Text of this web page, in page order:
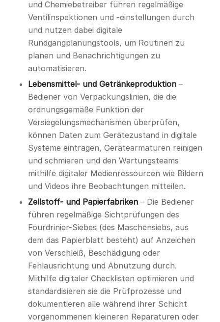
Laden Sie die kostenlose Vorlage herunter
und Chemiebetreiber führen regelmäßige
Ventilinspektionen und -einstellungen durch
und nutzen dabei digitale
Rundgangplanungstools, um Routinen zu
planen und Benachrichtigungen zu
automatisieren.
Lebensmittel- und Getränkeproduktion–
Bediener von Verpackungslinien, die die
ordnungsgemäße Funktion der
Versiegelungsmechanismen überprüfen,
können Daten zum Gerätezustand in digitale
Systeme eintragen, Gerätearmaturen reinigen
und schmieren und den Wartungsteams
mithilfe digitaler Medienressourcen wie Bildern
und Videos ihre Beobachtungen mitteilen.
Zellstoff- und Papierfabriken– Die Bediener
führen regelmäßige Sichtprüfungen des
Fourdrinier-Siebes (des Maschensiebs, aus
dem das Papierblatt besteht) auf Anzeichen
von Verschleiß, Beschädigung oder
Fehlausrichtung und Abnutzung durch.
Mithilfe digitaler Checklisten optimieren und
standardisieren sie die Prüfprozesse und
dokumentieren alle während ihrer Schicht
vorgenommenen kleineren Reparaturen oder